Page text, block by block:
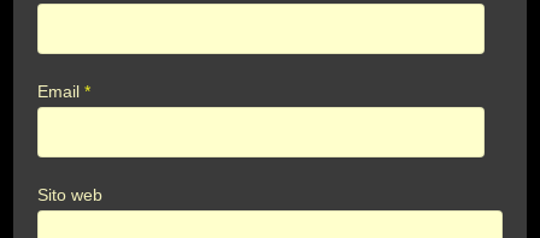
Email*
Sito web